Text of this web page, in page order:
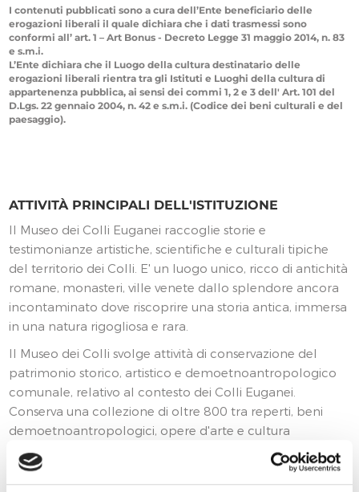
I contenuti pubblicati sono a cura dell’Ente beneficiario delle
erogazioni liberali il quale dichiara che i dati trasmessi sono
conformi all’ art. 1 – Art Bonus - Decreto Legge 31 maggio 2014, n. 83
e s.m.i.
L’Ente dichiara che il Luogo della cultura destinatario delle
erogazioni liberali rientra tra gli Istituti e Luoghi della cultura di
appartenenza pubblica, ai sensi dei commi 1, 2 e 3 dell' Art. 101 del
D.Lgs. 22 gennaio 2004, n. 42 e s.m.i. (Codice dei beni culturali e del
paesaggio).
ATTIVITÀ PRINCIPALI DELL'ISTITUZIONE
Il Museo dei Colli Euganei raccoglie storie e
testimonianze artistiche, scientifiche e culturali tipiche
del territorio dei Colli. E' un luogo unico, ricco di antichità
romane, monasteri, ville venete dallo splendore ancora
incontaminato dove riscoprire una storia antica, immersa
in una natura rigogliosa e rara.
Il Museo dei Colli svolge attività di conservazione del
patrimonio storico, artistico e demoetnoantropologico
comunale, relativo al contesto dei Colli Euganei.
Conserva una collezione di oltre 800 tra reperti, beni
demoetnoantropologici, opere d'arte e cultura
materiale, beni naturalistici e archivistici dei Colli.
Promuove attività di ricerca di concerto con gli enti di